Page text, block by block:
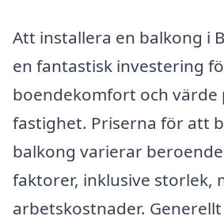
Att installera en balkong i
en fantastisk investering
boendekomfort och värde
fastighet. Priserna för att
balkong varierar
faktorer, inklusive storlek,
arbetskostnader.